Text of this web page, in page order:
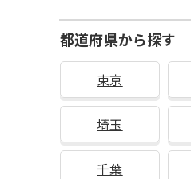
都道府県から探す
東京
埼玉
千葉